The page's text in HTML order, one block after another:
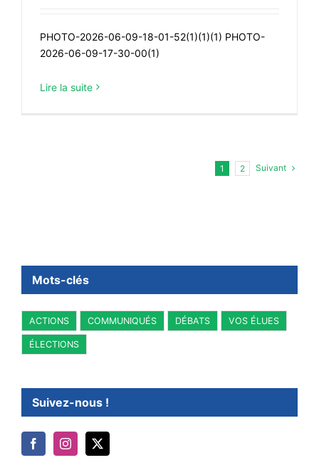
PHOTO-2026-06-09-18-01-52(1)(1)(1) PHOTO-
2026-06-09-17-30-00(1)
Lire la suite
1 2 Suivant
Mots-clés
ACTIONS COMMUNIQUÉS DÉBATS VOS ÉLUES
ÉLECTIONS
Suivez-nous !